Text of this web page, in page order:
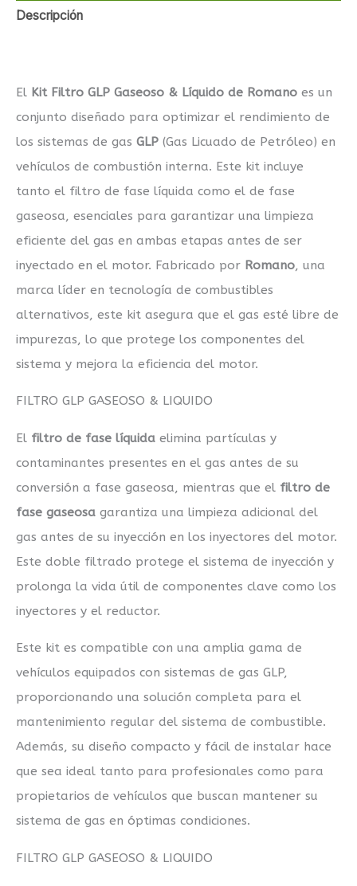
Descripción
El Kit Filtro GLP Gaseoso & Líquido de Romano es un
conjunto diseñado para optimizar el rendimiento de
los sistemas de gas GLP (Gas Licuado de Petróleo) en
vehículos de combustión interna. Este kit incluye
tanto el filtro de fase líquida como el de fase
gaseosa, esenciales para garantizar una limpieza
eficiente del gas en ambas etapas antes de ser
inyectado en el motor. Fabricado por Romano, una
marca líder en tecnología de combustibles
alternativos, este kit asegura que el gas esté libre de
impurezas, lo que protege los componentes del
sistema y mejora la eficiencia del motor.
FILTRO GLP GASEOSO & LIQUIDO
El filtro de fase líquida elimina partículas y
contaminantes presentes en el gas antes de su
conversión a fase gaseosa, mientras que el filtro de
fase gaseosa garantiza una limpieza adicional del
gas antes de su inyección en los inyectores del motor.
Este doble filtrado protege el sistema de inyección y
prolonga la vida útil de componentes clave como los
inyectores y el reductor.
Este kit es compatible con una amplia gama de
vehículos equipados con sistemas de gas GLP,
proporcionando una solución completa para el
mantenimiento regular del sistema de combustible.
Además, su diseño compacto y fácil de instalar hace
que sea ideal tanto para profesionales como para
propietarios de vehículos que buscan mantener su
sistema de gas en óptimas condiciones.
FILTRO GLP GASEOSO & LIQUIDO